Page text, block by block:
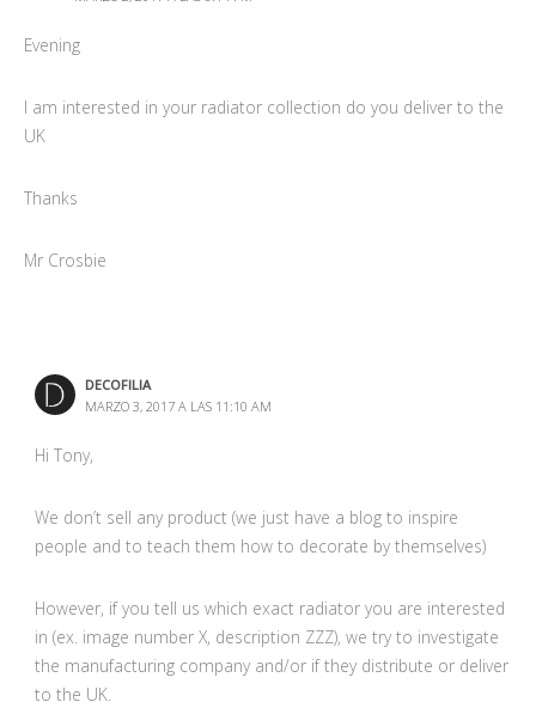
Evening
I am interested in your radiator collection do you deliver to the
UK
Thanks
Mr Crosbie
DECOFILIA
MARZO 3, 2017 A LAS 11:10 AM
Hi Tony,
We don’t sell any product (we just have a blog to inspire
people and to teach them how to decorate by themselves)
However, if you tell us which exact radiator you are interested
in (ex. image number X, description ZZZ), we try to investigate
the manufacturing company and/or if they distribute or deliver
to the UK.